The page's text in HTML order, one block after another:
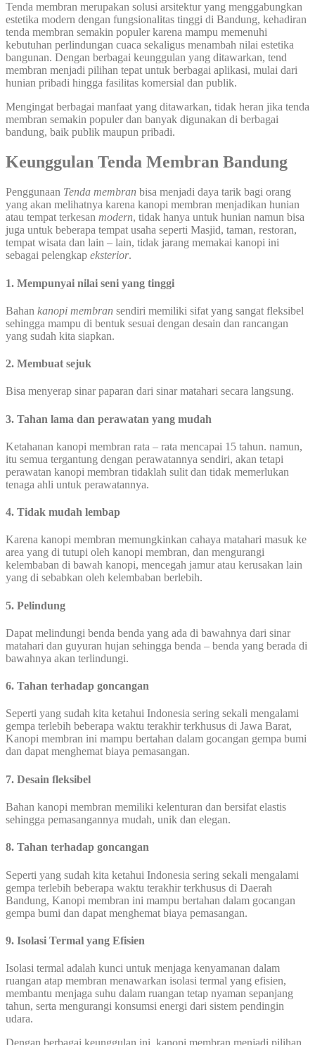
Tenda membran merupakan solusi arsitektur yang menggabungkan
estetika modern dengan fungsionalitas tinggi di Bandung, kehadiran
tenda membran semakin populer karena mampu memenuhi
kebutuhan perlindungan cuaca sekaligus menambah nilai estetika
bangunan. Dengan berbagai keunggulan yang ditawarkan, tend
membran menjadi pilihan tepat untuk berbagai aplikasi, mulai dari
hunian pribadi hingga fasilitas komersial dan publik.
Mengingat berbagai manfaat yang ditawarkan, tidak heran jika tenda
membran semakin populer dan banyak digunakan di berbagai
bandung, baik publik maupun pribadi.
Keunggulan Tenda Membran Bandung
Penggunaan Tenda membran bisa menjadi daya tarik bagi orang
yang akan melihatnya karena kanopi membran menjadikan hunian
atau tempat terkesan modern, tidak hanya untuk hunian namun bisa
juga untuk beberapa tempat usaha seperti Masjid, taman, restoran,
tempat wisata dan lain – lain, tidak jarang memakai kanopi ini
sebagai pelengkap eksterior.
1. Mempunyai nilai seni yang tinggi
Bahan kanopi membran sendiri memiliki sifat yang sangat fleksibel
sehingga mampu di bentuk sesuai dengan desain dan rancangan
yang sudah kita siapkan.
2. Membuat sejuk
Bisa menyerap sinar paparan dari sinar matahari secara langsung.
3. Tahan lama dan perawatan yang mudah
Ketahanan kanopi membran rata – rata mencapai 15 tahun. namun,
itu semua tergantung dengan perawatannya sendiri, akan tetapi
perawatan kanopi membran tidaklah sulit dan tidak memerlukan
tenaga ahli untuk perawatannya.
4. Tidak mudah lembap
Karena kanopi membran memungkinkan cahaya matahari masuk ke
area yang di tutupi oleh kanopi membran, dan mengurangi
kelembaban di bawah kanopi, mencegah jamur atau kerusakan lain
yang di sebabkan oleh kelembaban berlebih.
5. Pelindung
Dapat melindungi benda benda yang ada di bawahnya dari sinar
matahari dan guyuran hujan sehingga benda – benda yang berada di
bawahnya akan terlindungi.
6. Tahan terhadap goncangan
Seperti yang sudah kita ketahui Indonesia sering sekali mengalami
gempa terlebih beberapa waktu terakhir terkhusus di Jawa Barat,
Kanopi membran ini mampu bertahan dalam gocangan gempa bumi
dan dapat menghemat biaya pemasangan.
7. Desain fleksibel
Bahan kanopi membran memiliki kelenturan dan bersifat elastis
sehingga pemasangannya mudah, unik dan elegan.
8. Tahan terhadap goncangan
Seperti yang sudah kita ketahui Indonesia sering sekali mengalami
gempa terlebih beberapa waktu terakhir terkhusus di Daerah
Bandung, Kanopi membran ini mampu bertahan dalam gocangan
gempa bumi dan dapat menghemat biaya pemasangan.
9. Isolasi Termal yang Efisien
Isolasi termal adalah kunci untuk menjaga kenyamanan dalam
ruangan atap membran menawarkan isolasi termal yang efisien,
membantu menjaga suhu dalam ruangan tetap nyaman sepanjang
tahun, serta mengurangi konsumsi energi dari sistem pendingin
udara.
Dengan berbagai keunggulan ini, kanopi membran menjadi pilihan